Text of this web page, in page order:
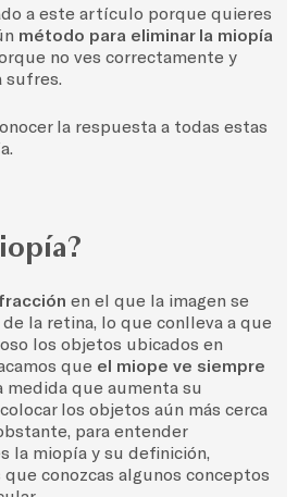
a este artículo porque quieres
método para eliminar la miopía
no ves correctamente y
sufres.
la respuesta a todas estas
en el que la imagen se
la retina, lo que conlleva a que
los objetos ubicados en
que el miope ve siempre
medida que aumenta su
los objetos aún más cerca
para entender
la miopía y su definición,
conozcas algunos conceptos